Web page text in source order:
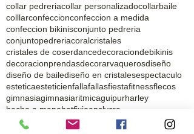
collar pedreriacollar personalizadocollarbaile
colllarconfeccionconfeccion a medida
confeccion bikinisconjunto pedreria
conjuntopedreriacoralcristales
cristales de coserdancedecoraciondebikinis
decoracionprendasdecorarvaquerosdiseño
diseño de bailediseño en cristalesespectaculo
esteticaesteticienfallafallasfiestafitnessflecos
gimnasiagimnasiaritmicaguipurharley
hecho a manohotfixjeanslycra
lycra para bañadores
lycra para monos
lycras
lycras baño
lycras estampadas